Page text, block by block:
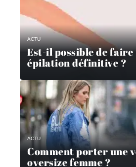
ACTU
Est-il possible de faire
épilation définitive ?
ACTU
Comment porter une
oversize femme ?